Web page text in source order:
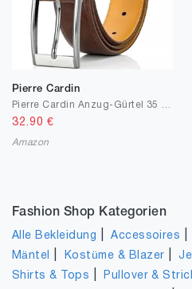
Pierre Cardin
32.90 €
Amazon
Fashion Shop Kategorien
Alle Bekleidung |Accessoires
Mäntel Kostüme & Blazer |
Shirts & Tops Pullover &